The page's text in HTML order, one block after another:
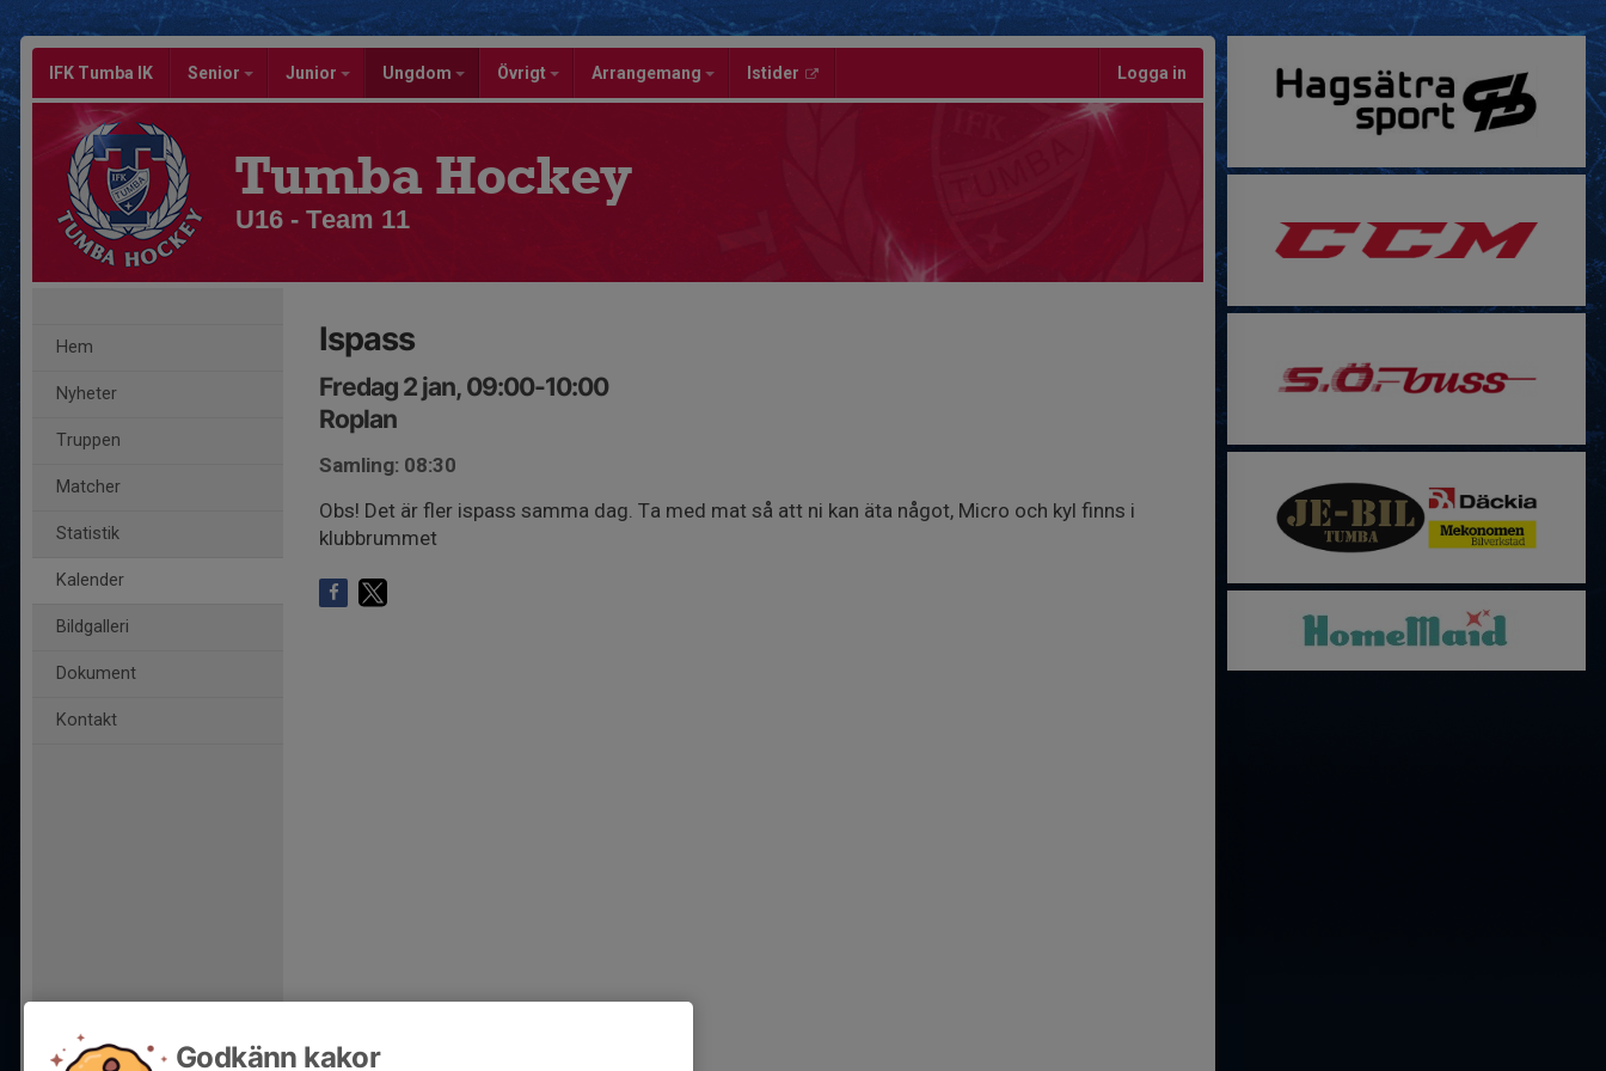
IFK Tumba IK Senior Junior Ungdom Övrigt Arrangemang Istider Logga in
Tumba Hockey
U16 - Team 11
Hem
Nyheter
Truppen
Matcher
Statistik
Kalender
Bildgalleri
Dokument
Kontakt
Ispass
Fredag 2 jan, 09:00-10:00
Roplan
Samling: 08:30
Obs! Det är fler ispass samma dag. Ta med mat så att ni kan äta något, Micro och kyl finns i
klubbrummet
Godkänn kakor